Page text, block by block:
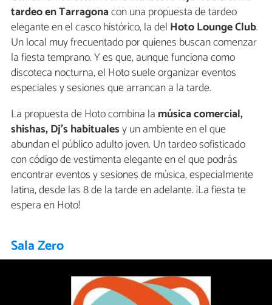
tardeo en Tarragonacon una propuesta de tardeo
elegante en el casco histórico, la del Hoto Lounge Club.
Un local muy frecuentado por quienes buscan comenzar
la fiesta temprano. Y es que, aunque funciona como
discoteca nocturna, el Hoto suele organizar eventos
especiales y sesiones que arrancan a la tarde.
La propuesta de Hoto combina la música comercial,
shishas, Dj's habitualesy un ambiente en el que
abundan el público adulto joven. Un tardeo sofisticado
con código de vestimenta elegante en el que podrás
encontrar eventos y sesiones de música, especialmente
latina, desde las 8 de la tarde en adelante. ¡La fiesta te
espera en Hoto!
Sala Zero